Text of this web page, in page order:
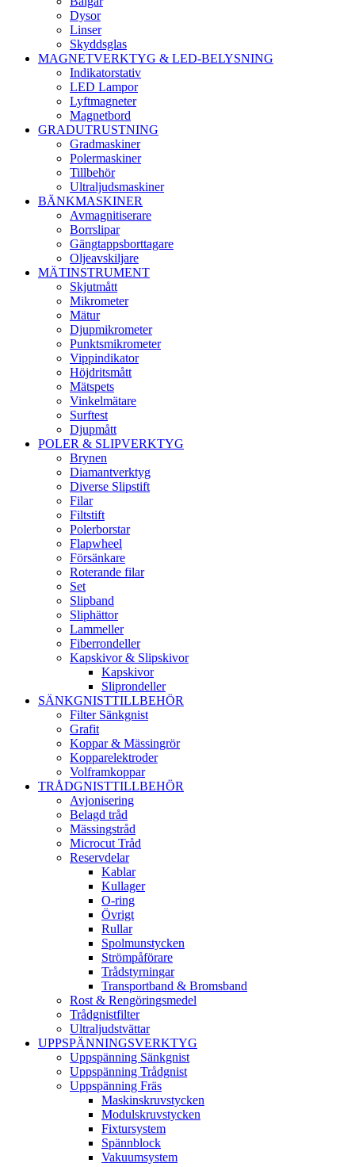
Dysor
Linser
Skyddsglas
MAGNETVERKTYG & LED-BELYSNING
Indikatorstativ
LED Lampor
Lyftmagneter
Magnetbord
GRADUTRUSTNING
Gradmaskiner
Polermaskiner
Tillbehör
Ultraljudsmaskiner
BÄNKMASKINER
Avmagnitiserare
Borrslipar
Gängtappsborttagare
Oljeavskiljare
MÄTINSTRUMENT
Skjutmått
Mikrometer
Mätur
Djupmikrometer
Punktsmikrometer
Vippindikator
Höjdritsmått
Mätspets
Vinkelmätare
Surftest
Djupmått
POLER & SLIPVERKTYG
Brynen
Diamantverktyg
Diverse Slipstift
Filar
Filtstift
Polerborstar
Flapwheel
Försänkare
Roterande filar
Set
Slipband
Sliphättor
Lammeller
Fiberrondeller
Kapskivor & Slipskivor
Kapskivor
Sliprondeller
SÄNKGNISTTILLBEHÖR
Filter Sänkgnist
Grafit
Koppar & Mässingrör
Kopparelektroder
Volframkoppar
TRÅDGNISTTILLBEHÖR
Avjonisering
Belagd tråd
Mässingstråd
Microcut Tråd
Reservdelar
Kablar
Kullager
O-ring
Övrigt
Rullar
Spolmunstycken
Strömpåförare
Trådstyrningar
Transportband & Bromsband
Rost & Rengöringsmedel
Trådgnistfilter
Ultraljudstvättar
UPPSPÄNNINGSVERKTYG
Uppspänning Sänkgnist
Uppspänning Trådgnist
Uppspänning Fräs
Maskinskruvstycken
Modulskruvstycken
Fixtursystem
Spännblock
Vakuumsystem